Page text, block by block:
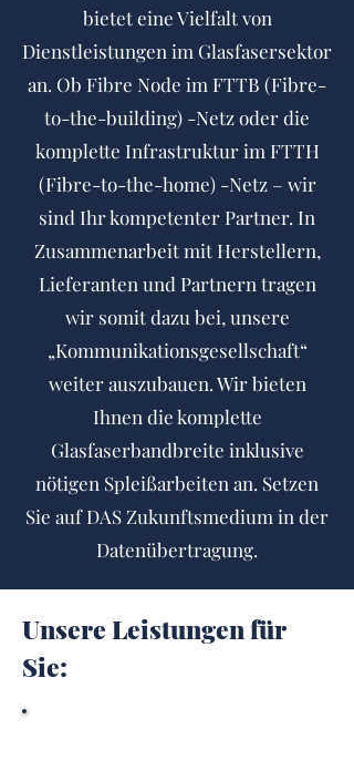
bietet eine Vielfalt von
Dienstleistungen im Glasfasersektor
an. Ob Fibre Node im FTTB (Fibre-
to-the-building) -Netz oder die
komplette Infrastruktur im FTTH
(Fibre-to-the-home) -Netz – wir
sind Ihr kompetenter Partner. In
Zusammenarbeit mit Herstellern,
Lieferanten und Partnern tragen
wir somit dazu bei, unsere
„Kommunikationsgesellschaft“
weiter auszubauen. Wir bieten
Ihnen die komplette
Glasfaserbandbreite inklusive
nötigen Spleißarbeiten an. Setzen
Sie auf DAS Zukunftsmedium in der
Datenübertragung.
Unsere Leistungen für
Sie: